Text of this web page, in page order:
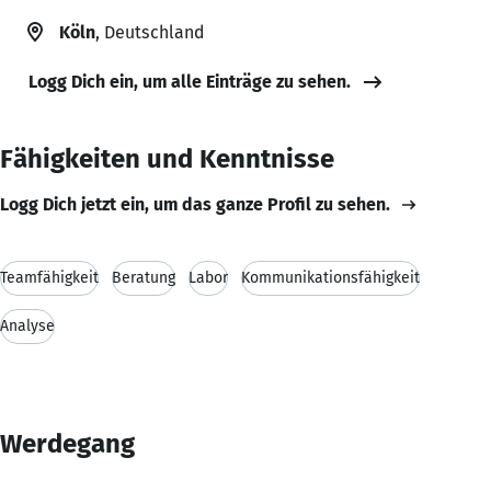
Köln, Deutschland
Logg Dich ein, um alle Einträge zu sehen.
Fähigkeiten und Kenntnisse
Logg Dich jetzt ein, um das ganze Profil zu sehen.
Teamfähigkeit Beratung Labor Kommunikationsfähigkeit
Analyse
Werdegang